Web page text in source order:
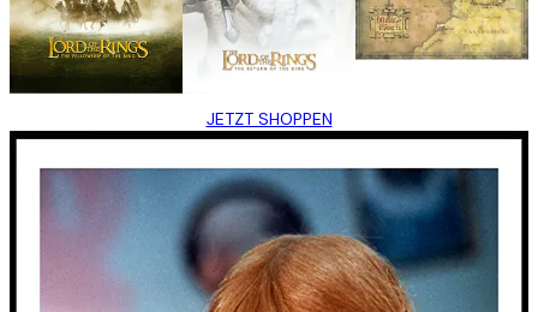
JETZT SHOPPEN